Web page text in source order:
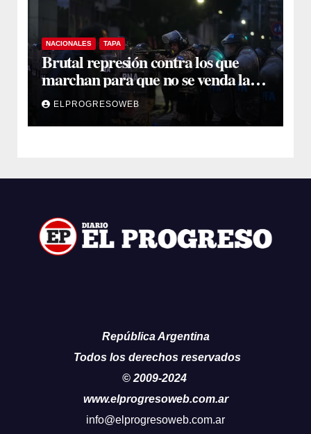
NACIONALES TAPA
Brutal represión contra los que
marchan para que no se venda la
patria
ELPROGRESOWEB
República Argentina
Todos los derechos reservados
© 2009-2024
www.elprogresoweb.com.ar
info@elprogresoweb.com.ar